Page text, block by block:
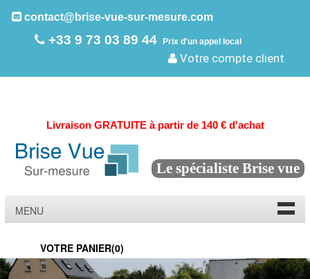
contact@brise-vue-sur-mesure.com
+33 9 73 03 89 44 Prix d'un appel local
Votre compte client
Livraison GRATUITE à partir de 140 € d'achat
Le spécialiste Brise vue
MENU
VOTRE PANIER(0)